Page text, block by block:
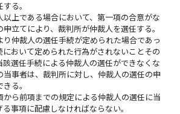
る。
以上である場合において、第一項の合意がな
立てにより、裁判所が仲裁人を選任する。
り仲裁人の選任手続が定められた場合であっ
において定められた行為がされないことその
該選任手続による仲裁人の選任ができなくな
当事者は、裁判所に対し、仲裁人の選任の申
る。
から前項までの規定による仲裁人の選任に当
事項に配慮しなければならない。